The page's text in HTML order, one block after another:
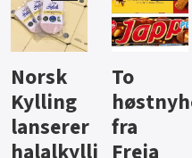
Knalltall
for Açai
Bowl
Aass vil
bli